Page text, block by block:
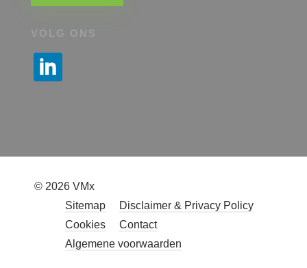
VOLG ONS
© 2026 VMx
Sitemap
Disclaimer & Privacy Policy
Cookies
Contact
Algemene voorwaarden